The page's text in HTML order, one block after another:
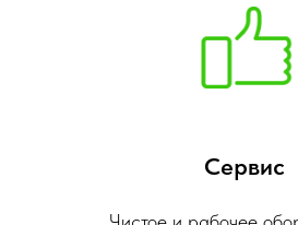
Сервис